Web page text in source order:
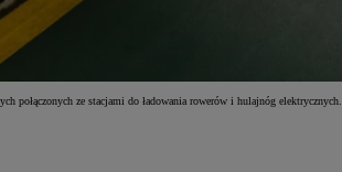
połączonych ze stacjami do ładowania rowerów i hulajnóg elektrycznych.